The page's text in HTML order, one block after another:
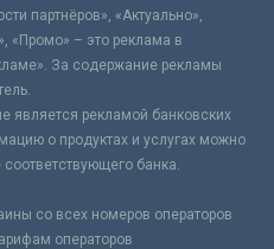
партнёров», «Актуально»,
«Промо» – это реклама в
За содержание рекламы
является рекламой банковских
о продуктах и услугах можно
банка.
со всех номеров операторов
операторов